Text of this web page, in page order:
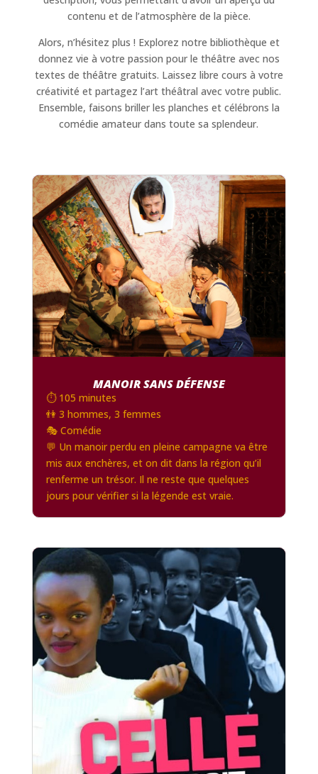
contenu et de l’atmosphère de la pièce.
Alors, n’hésitez plus ! Explorez notre bibliothèque et
donnez vie à votre passion pour le théâtre avec nos
textes de théâtre gratuits. Laissez libre cours à votre
créativité et partagez l’art théâtral avec votre public.
Ensemble, faisons briller les planches et célébrons la
comédie amateur dans toute sa splendeur.
MANOIR SANS DÉFENSE
⏱️ 105 minutes
👫 3 hommes, 3 femmes
🎭 Comédie
💬 Un manoir perdu en pleine campagne va être
mis aux enchères, et on dit dans la région qu’il
renferme un trésor. Il ne reste que quelques
jours pour vérifier si la légende est vraie.